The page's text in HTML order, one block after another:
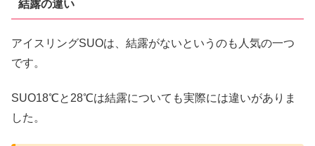
結露の違い
アイスリングSUOは、結露がないというのも人気の一つ
です。
SUO18℃と28℃は結露についても実際には違いがありま
した。